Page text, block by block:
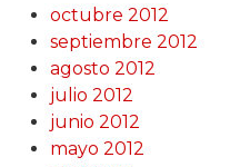
octubre 2012
septiembre 2012
agosto 2012
julio 2012
junio 2012
mayo 2012